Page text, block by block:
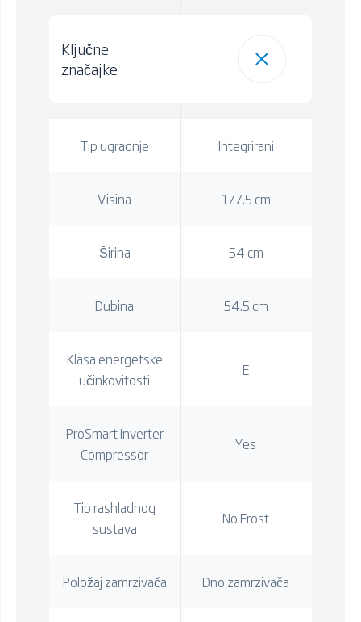
Ključne
značajke
Tip ugradnje Integrirani
Visina 177.5 cm
Širina 54 cm
Dubina 54.5 cm
Klasa energetske
učinkovitosti
E
ProSmart Inverter
Compressor
Yes
Tip rashladnog
sustava
No Frost
Položaj zamrzivača Dno zamrzivača